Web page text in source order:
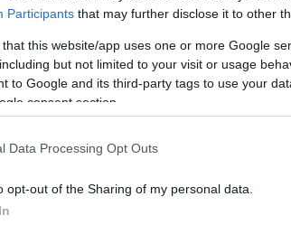
Participants that may further disclose it to other
that this website/app uses one or more Google
but not limited to your visit or usage
to Google and its third-party tags to use your
consent section.
Data Processing Opt Outs
opt-out of the Sharing of my personal data.